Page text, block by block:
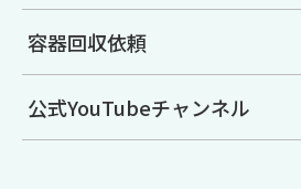
容器回収依頼
公式YouTubeチャンネル